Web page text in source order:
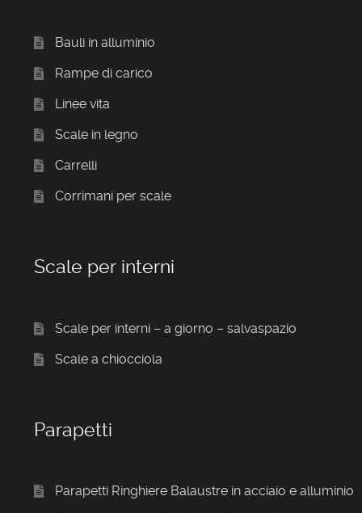
Bauli in alluminio
Rampe di carico
Linee vita
Scale in legno
Carrelli
Corrimani per scale
Scale per interni
Scale per interni – a giorno – salvaspazio
Scale a chiocciola
Parapetti
Parapetti Ringhiere Balaustre in acciaio e alluminio